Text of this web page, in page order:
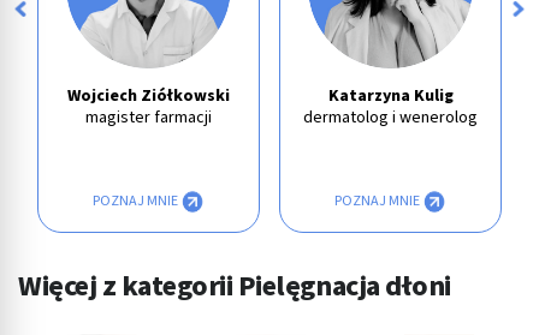
Wojciech Ziółkowski
magister farmacji
POZNAJ MNIE
Katarzyna Kulig
dermatolog i wenerolog
POZNAJ MNIE
Więcej z kategorii Pielęgnacja dłoni